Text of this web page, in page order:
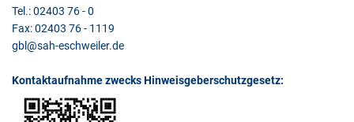
Tel.: 02403 76 - 0
Fax: 02403 76 - 1119
gbl@sah-eschweiler.de
Kontaktaufnahme zwecks Hinweisgeberschutzgesetz: